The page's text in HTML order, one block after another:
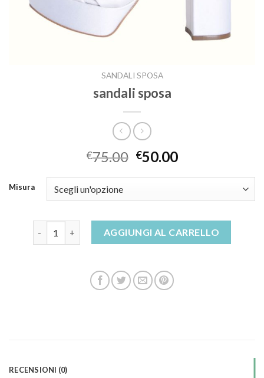
SANDALI SPOSA
sandali sposa
€75.00 €50.00
Misura
sandali sposa quantitàAGGIUNGI AL CARRELLO
RECENSIONI (0)